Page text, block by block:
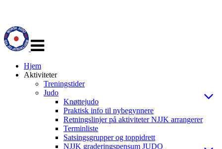
navigasjon
Hjem
Aktiviteter
Treningstider
Judo
Knøttejudo
Praktisk info til nybegynnere
Retningslinjer på aktiviteter NJJK arrangerer
Terminliste
Satsingsgrupper og toppidrett
NJJK graderingspensum JUDO